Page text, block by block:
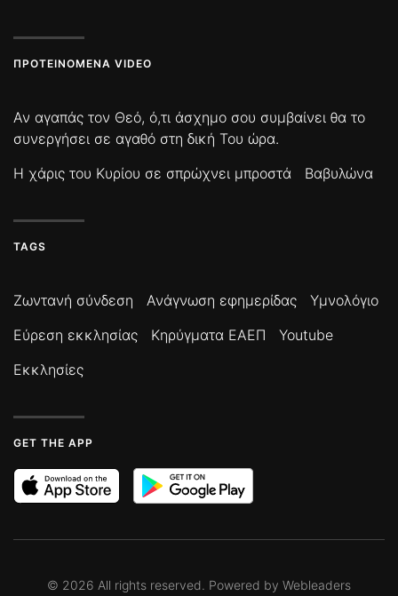
ΠΡΟΤΕΙΝΌΜΕΝΑ VIDEO
Αν αγαπάς τον Θεό, ό,τι άσχημο σου συμβαίνει θα το
συνεργήσει σε αγαθό στη δική Του ώρα.
Η χάρις του Κυρίου σε σπρώχνει μπροστά
Βαβυλώνα
TAGS
Ζωντανή σύνδεση Ανάγνωση εφημερίδας
Υμνολόγιο
Εύρεση εκκλησίας
Κηρύγματα ΕΑΕΠ
Youtube
Εκκλησίες
GET THE APP
© 2026 All rights reserved. Powered by Webleaders